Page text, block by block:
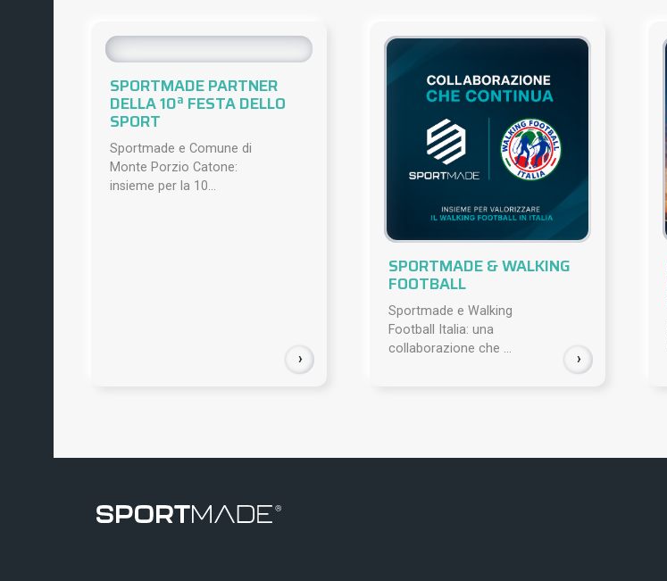
›
SPORTMADE PARTNER
DELLA 10ª FESTA DELLO
SPORT
Sportmade e Comune di
Monte Porzio Catone:
insieme per la 10...
›
SPORTMADE & WALKING
FOOTBALL
Sportmade e Walking
Football Italia: una
collaborazione che ...